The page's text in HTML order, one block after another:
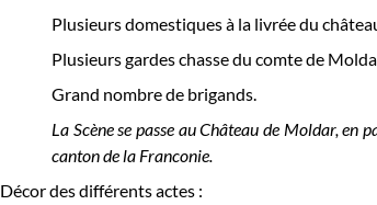
Plusieurs domestiques à la livrée du
Plusieurs gardes chasse du comte de
Grand nombre de brigands.
La Scène se passe au Château de Moldar, en
canton de la Franconie.
Décor des différents actes :